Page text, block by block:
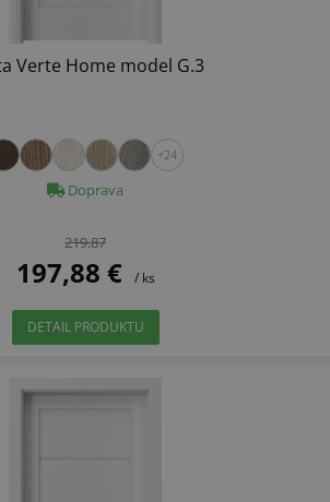
Verte Home model G.3
+24
Doprava
219.87
197,88 € / ks
DETAIL PRODUKTU